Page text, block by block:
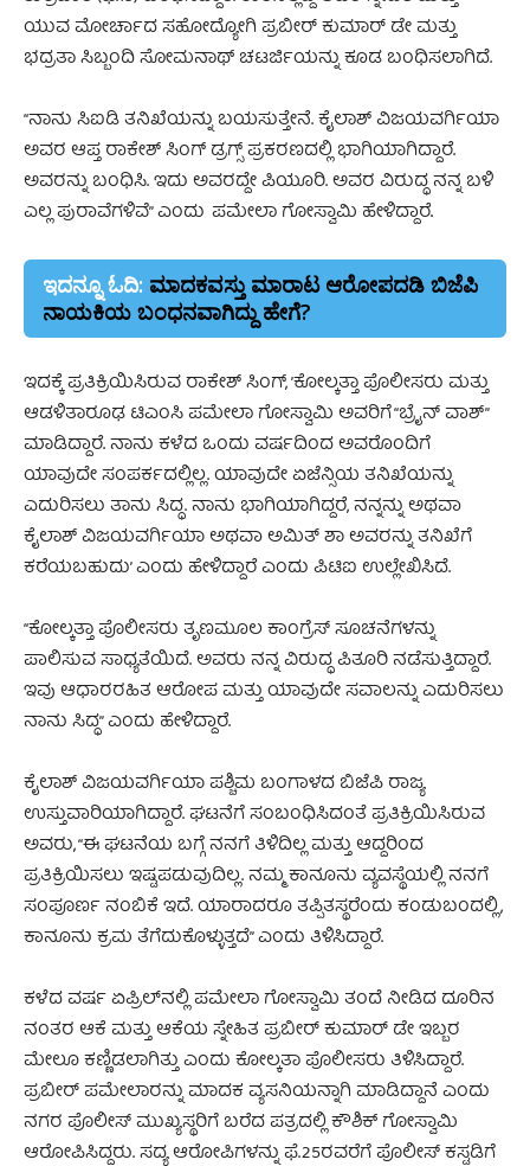
ಯುವ ಮೋರ್ಚಾದ ಸಹೋದ್ಯೋಗಿ ಪ್ರಬೀರ್ ಕುಮಾರ್ ಡೇ ಮತ್ತು
ಭದ್ರತಾ ಸಿಬ್ಬಂದಿ ಸೋಮನಾಥ್ ಚಟರ್ಜಿಯನ್ನು ಕೂಡ ಬಂಧಿಸಲಾಗಿದೆ.
“ನಾನು ಸಿಐಡಿ ತನಿಖೆಯನ್ನು ಬಯಸುತ್ತೇನೆ. ಕೈಲಾಶ್ ವಿಜಯವರ್ಗಿಯಾ
ಅವರ ಆಪ್ತ ರಾಕೇಶ್ ಸಿಂಗ್ ಡ್ರಗ್ಸ್ ಪ್ರಕರಣದಲ್ಲಿ ಭಾಗಿಯಾಗಿದ್ದಾರೆ.
ಅವರನ್ನು ಬಂಧಿಸಿ. ಇದು ಅವರದ್ದೇ ಪಿಯೂರಿ. ಅವರ ವಿರುದ್ಧ ನನ್ನ ಬಳಿ
ಎಲ್ಲ ಪುರಾವೆಗಳಿವೆ” ಎಂದು ಪಮೇಲಾ ಗೋಸ್ವಾಮಿ ಹೇಳಿದ್ದಾರೆ.
ಇದನ್ನೂ ಓದಿ: ಮಾದಕವಸ್ತು ಮಾರಾಟ ಆರೋಪದಡಿ ಬಿಜೆಪಿ
ನಾಯಕಿಯ ಬಂಧನವಾಗಿದ್ದು ಹೇಗೆ?
ಇದಕ್ಕೆ ಪ್ರತಿಕ್ರಿಯಿಸಿರುವ ರಾಕೇಶ್ ಸಿಂಗ್, ’ಕೋಲ್ಕತ್ತಾ ಪೊಲೀಸರು ಮತ್ತು
ಆಡಳಿತಾರೂಢ ಟಿಎಂಸಿ ಪಮೇಲಾ ಗೋಸ್ವಾಮಿ ಅವರಿಗೆ “ಬ್ರೈನ್ ವಾಶ್”
ಮಾಡಿದ್ದಾರೆ. ನಾನು ಕಳೆದ ಒಂದು ವರ್ಷದಿಂದ ಅವರೊಂದಿಗೆ
ಯಾವುದೇ ಸಂಪರ್ಕದಲ್ಲಿಲ್ಲ. ಯಾವುದೇ ಏಜೆನ್ಸಿಯ ತನಿಖೆಯನ್ನು
ಎದುರಿಸಲು ತಾನು ಸಿದ್ಧ. ನಾನು ಭಾಗಿಯಾಗಿದ್ದರೆ, ನನ್ನನ್ನು ಅಥವಾ
ಕೈಲಾಶ್ ವಿಜಯವರ್ಗಿಯಾ ಅಥವಾ ಅಮಿತ್ ಶಾ ಅವರನ್ನು ತನಿಖೆಗೆ
ಕರೆಯಬಹುದು’ ಎಂದು ಹೇಳಿದ್ದಾರೆ ಎಂದು ಪಿಟಿಐ ಉಲ್ಲೇಖಿಸಿದೆ.
“ಕೋಲ್ಕತ್ತಾ ಪೊಲೀಸರು ತೃಣಮೂಲ ಕಾಂಗ್ರೆಸ್ ಸೂಚನೆಗಳನ್ನು
ಪಾಲಿಸುವ ಸಾಧ್ಯತೆಯಿದೆ. ಅವರು ನನ್ನ ವಿರುದ್ಧ ಪಿತೂರಿ ನಡೆಸುತ್ತಿದ್ದಾರೆ.
ಇವು ಆಧಾರರಹಿತ ಆರೋಪ ಮತ್ತು ಯಾವುದೇ ಸವಾಲನ್ನು ಎದುರಿಸಲು
ನಾನು ಸಿದ್ಧ” ಎಂದು ಹೇಳಿದ್ದಾರೆ.
ಕೈಲಾಶ್ ವಿಜಯವರ್ಗಿಯಾ ಪಶ್ಚಿಮ ಬಂಗಾಳದ ಬಿಜೆಪಿ ರಾಜ್ಯ
ಉಸ್ತುವಾರಿಯಾಗಿದ್ದಾರೆ. ಘಟನೆಗೆ ಸಂಬಂಧಿಸಿದಂತೆ ಪ್ರತಿಕ್ರಿಯಿಸಿರುವ
ಅವರು, “ಈ ಘಟನೆಯ ಬಗ್ಗೆ ನನಗೆ ತಿಳಿದಿಲ್ಲ ಮತ್ತು ಆದ್ದರಿಂದ
ಪ್ರತಿಕ್ರಿಯಿಸಲು ಇಷ್ಟಪಡುವುದಿಲ್ಲ. ನಮ್ಮ ಕಾನೂನು ವ್ಯವಸ್ಥೆಯಲ್ಲಿ ನನಗೆ
ಸಂಪೂರ್ಣ ನಂಬಿಕೆ ಇದೆ. ಯಾರಾದರೂ ತಪ್ಪಿತಸ್ಥರೆಂದು ಕಂಡುಬಂದಲ್ಲಿ,
ಕಾನೂನು ಕ್ರಮ ತೆಗೆದುಕೊಳ್ಳುತ್ತದೆ” ಎಂದು ತಿಳಿಸಿದ್ದಾರೆ.
ಕಳೆದ ವರ್ಷ ಏಪ್ರಿಲ್‌ನಲ್ಲಿ ಪಮೇಲಾ ಗೋಸ್ವಾಮಿ ತಂದೆ ನೀಡಿದ ದೂರಿನ
ನಂತರ ಆಕೆ ಮತ್ತು ಆಕೆಯ ಸ್ನೇಹಿತ ಪ್ರಬೀರ್ ಕುಮಾರ್‌ ಡೇ ಇಬ್ಬರ
ಮೇಲೂ ಕಣ್ಣಿಡಲಾಗಿತ್ತು ಎಂದು ಕೋಲ್ಕತಾ ಪೊಲೀಸರು ತಿಳಿಸಿದ್ದಾರೆ.
ಪ್ರಬೀರ್ ಪಮೇಲಾರನ್ನು ಮಾದಕ ವ್ಯಸನಿಯನ್ನಾಗಿ ಮಾಡಿದ್ದಾನೆ ಎಂದು
ನಗರ ಪೊಲೀಸ್ ಮುಖ್ಯಸ್ಥರಿಗೆ ಬರೆದ ಪತ್ರದಲ್ಲಿ ಕೌಶಿಕ್ ಗೋಸ್ವಾಮಿ
ಆರೋಪಿಸಿದ್ದರು. ಸದ್ಯ ಆರೋಪಿಗಳನ್ನು ಫೆ.25ರವರೆಗೆ ಪೊಲೀಸ್ ಕಸ್ಟಡಿಗೆ